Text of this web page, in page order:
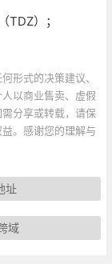
TDZ）；
形式的决策建议、
以商业售卖、虚假
分享或转载，请保
。感谢您的理解与
址
域